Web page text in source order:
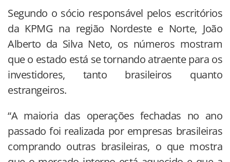
Segundo o sócio responsável pelos escritórios
da KPMG na região Nordeste e Norte, João
Alberto da Silva Neto, os números mostram
que o estado está se tornando atraente para os
investidores, tanto brasileiros quanto
estrangeiros.
“A maioria das operações fechadas no ano
passado foi realizada por empresas brasileiras
comprando outras brasileiras, o que mostra